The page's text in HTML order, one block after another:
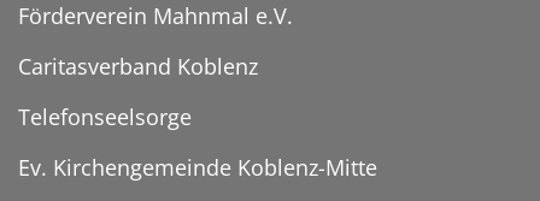
Förderverein Mahnmal e.V.
Caritasverband Koblenz
Telefonseelsorge
Ev. Kirchengemeinde Koblenz-Mitte